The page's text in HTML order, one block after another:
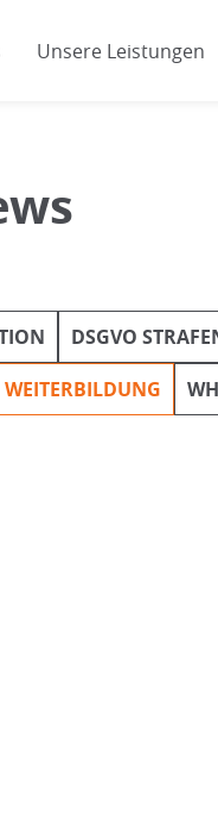
Unsere Leistungen
DSGVO
WEITERBILDUNG